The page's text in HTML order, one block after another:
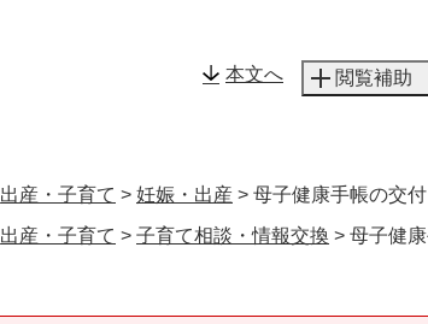
本文へ 閲覧補助
出産・子育て > 妊娠・出産 > 母子健康手帳の交付
出産・子育て > 子育て相談・情報交換 > 母子健